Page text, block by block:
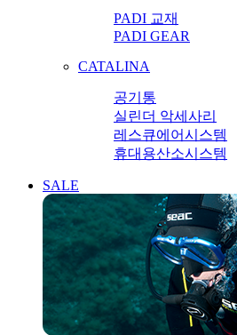
PADI 교재
PADI GEAR
CATALINA
공기통
실린더 악세사리
레스큐에어시스템
휴대용산소시스템
SALE